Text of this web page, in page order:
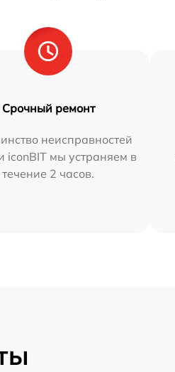
Срочный ремонт
неисправностей
iconBIT мы устраняем в
течение 2 часов.